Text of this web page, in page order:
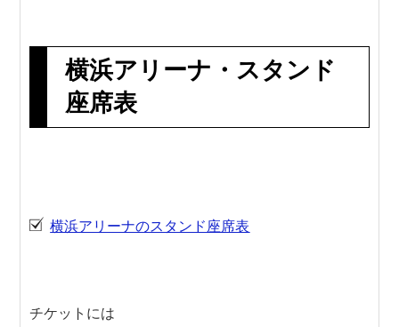
横浜アリーナ・スタンド
座席表
横浜アリーナのスタンド座席表
チケットには